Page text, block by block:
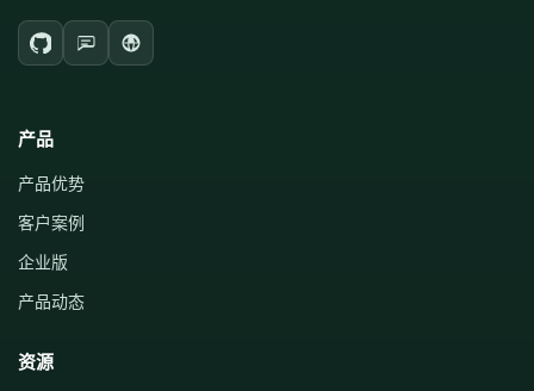
产品
产品优势
客户案例
企业版
产品动态
资源